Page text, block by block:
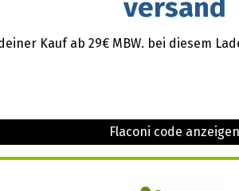
versand
Kauf ab 29€ MBW. bei diesem
Flaconi code anzeigen